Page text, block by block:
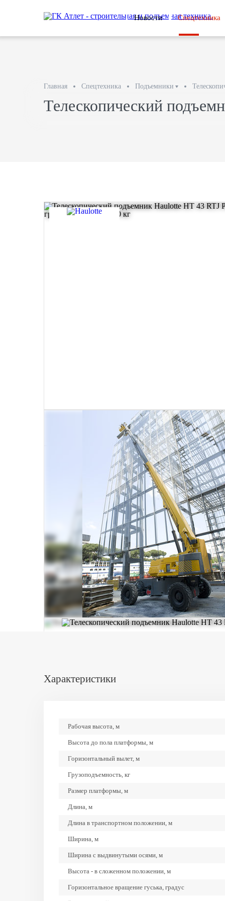
Новости Спецтехника
Главная Спецтехника Подъемники
Телескопический
Шедевр французских инженеров - самый большой и
модели варьируется: помимо стандартной корзины с
Несмотря на габариты, этот гигант весьма
модели и ее успешное позиционирование около
рабочий цикл, обслуживая за раз несколько точек
климатическим условиям. Конструкционные
Комплектации для холодного и жаркого климата
Bar убережет оператора от столкновений с
Характеристики
Рабочая высота, м
Высота до пола платформы, м
Горизонтальный вылет, м
Грузоподъемность, кг
Размер платформы, м
Длина, м
Длина в транспортном положении, м
Ширина, м
Ширина с выдвинутыми осями, м
Высота - в сложенном положении, м
Горизонтальное вращение гуська, градус